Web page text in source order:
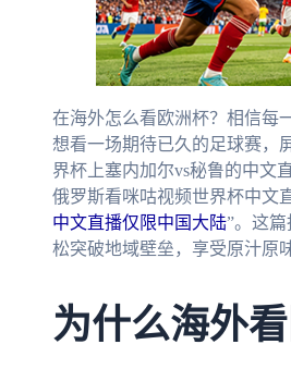
在海外怎么看欧洲杯？相信每
想看一场期待已久的足球赛，
界杯上塞内加尔vs秘鲁的中文
俄罗斯看咪咕视频世界杯中文
中文直播仅限中国大陆”。这
松突破地域壁垒，享受原汁原
为什么海外